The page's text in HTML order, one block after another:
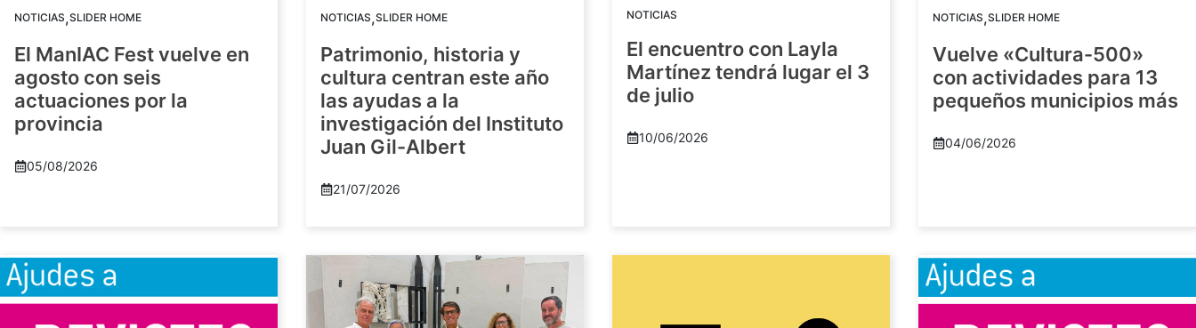
NOTICIAS,SLIDER HOME
El ManIAC Fest vuelve en
agosto con seis
actuaciones por la
provincia
05/08/2026
NOTICIAS,SLIDER HOME
Patrimonio, historia y
cultura centran este año
las ayudas a la
investigación del Instituto
Juan Gil-Albert
21/07/2026
NOTICIAS
El encuentro con Layla
Martínez tendrá lugar el 3
de julio
10/06/2026
NOTICIAS,SLIDER HOME
Vuelve «Cultura-500»
con actividades para 13
pequeños municipios más
04/06/2026